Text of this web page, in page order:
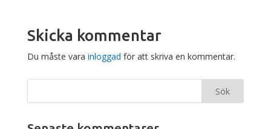
Skicka kommentar
Du måste vara inloggad för att skriva en kommentar.